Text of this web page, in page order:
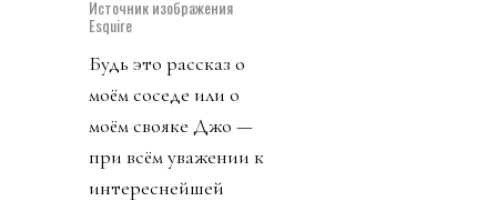
в гардеробной.
«Когда я говорю
“убрался”, —
уточняет он, — я
имею в виду, что
просто переложил